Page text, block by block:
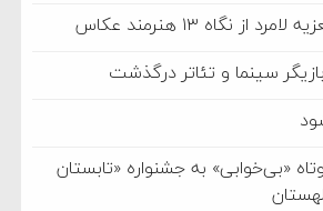
از نگاه ۱۳ هنرمند عکاس
سینما و تئاتر درگذشت
«بی‌خوابی» به جشنواره «تابستان